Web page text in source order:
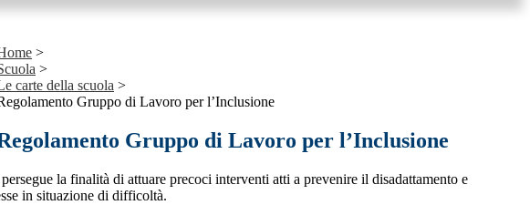
>
>
carte della scuola >
Gruppo di Lavoro per l’Inclusione
Gruppo di Lavoro per l’Inclusione
la finalità di attuare precoci interventi atti a prevenire il disadattamento e
in situazione di difficoltà.